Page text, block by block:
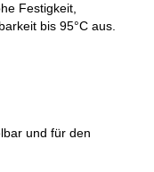
Festigkeit,
bis 95°C aus.
und für den